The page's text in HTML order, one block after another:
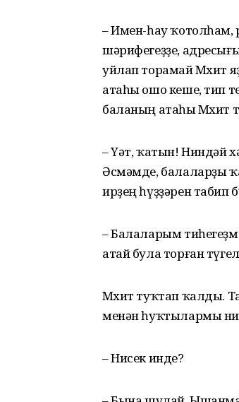
– Имен-һау ҡотолһам,
шәрифегеҙҙе,
уйлап торамай Мөхит
атаһы ошо кеше, тип
баланың атаһы Мөхит
– Үәт, ҡатын! Ниндәй
Әсмәмде, балаларҙы
ирҙең һүҙҙәрен табип
– Балаларым
атай була торған
Мөхит туҡтап ҡалды.
менән һуҡтылармы
– Нисек инде?